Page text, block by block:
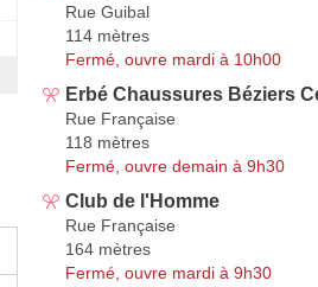
Rue Guibal
114 mètres
Fermé, ouvre mardi à 10h00
Erbé Chaussures Béziers
Rue Française
118 mètres
Fermé, ouvre demain à 9h30
Club de l'Homme
Rue Française
164 mètres
Fermé, ouvre mardi à 9h30